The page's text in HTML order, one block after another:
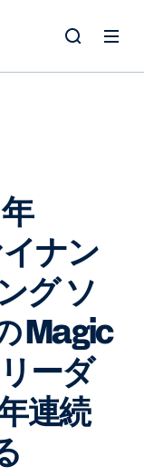
ナン
グ ソ
Magic
ーダ
連続